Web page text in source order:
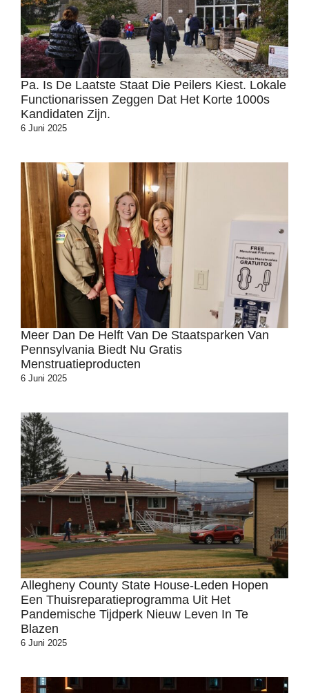
Pa. Is De Laatste Staat Die Peilers Kiest. Lokale
Functionarissen Zeggen Dat Het Korte 1000s
Kandidaten Zijn.
6 Juni 2025
Meer Dan De Helft Van De Staatsparken Van
Pennsylvania Biedt Nu Gratis
Menstruatieproducten
6 Juni 2025
Allegheny County State House-Leden Hopen
Een Thuisreparatieprogramma Uit Het
Pandemische Tijdperk Nieuw Leven In Te
Blazen
6 Juni 2025